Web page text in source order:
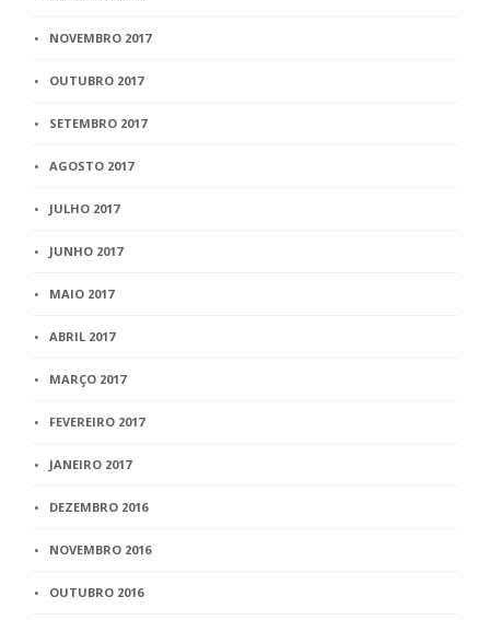
NOVEMBRO 2017
OUTUBRO 2017
SETEMBRO 2017
AGOSTO 2017
JULHO 2017
JUNHO 2017
MAIO 2017
ABRIL 2017
MARÇO 2017
FEVEREIRO 2017
JANEIRO 2017
DEZEMBRO 2016
NOVEMBRO 2016
OUTUBRO 2016